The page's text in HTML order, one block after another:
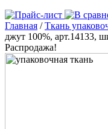
Главная /Ткань
джут 100%, арт.14133,
Распродажа!